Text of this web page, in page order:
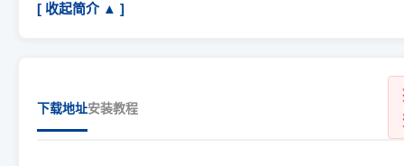
[ 收起简介 ▲ ]
下载地址安装教程